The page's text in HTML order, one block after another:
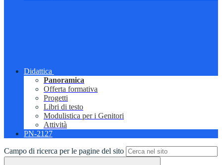
Didattica
Panoramica
Offerta formativa
Progetti
Libri di testo
Modulistica per i Genitori
Attività
PN-2127
Campo di ricerca per le pagine del sito